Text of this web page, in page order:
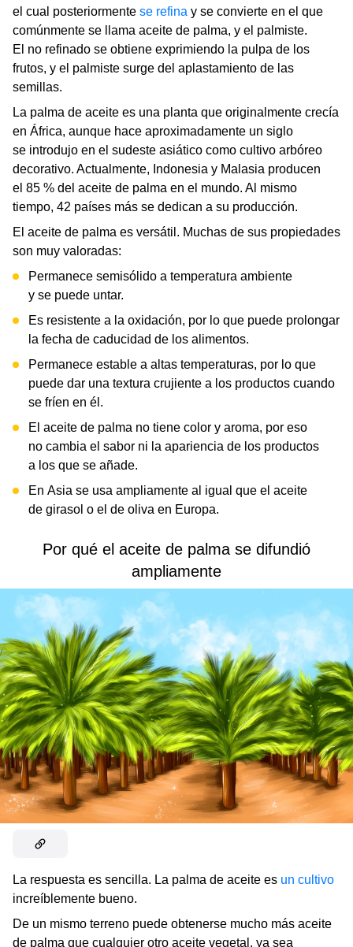
el cual posteriormente se refina y se convierte en el que
comúnmente se llama aceite de palma, y el palmiste.
El no refinado se obtiene exprimiendo la pulpa de los
frutos, y el palmiste surge del aplastamiento de las
semillas.
La palma de aceite es una planta que originalmente crecía
en África, aunque hace aproximadamente un siglo
se introdujo en el sudeste asiático como cultivo arbóreo
decorativo. Actualmente, Indonesia y Malasia producen
el 85 % del aceite de palma en el mundo. Al mismo
tiempo, 42 países más se dedican a su producción.
El aceite de palma es versátil. Muchas de sus propiedades
son muy valoradas:
Permanece semisólido a temperatura ambiente
y se puede untar.
Es resistente a la oxidación, por lo que puede prolongar
la fecha de caducidad de los alimentos.
Permanece estable a altas temperaturas, por lo que
puede dar una textura crujiente a los productos cuando
se fríen en él.
El aceite de palma no tiene color y aroma, por eso
no cambia el sabor ni la apariencia de los productos
a los que se añade.
En Asia se usa ampliamente al igual que el aceite
de girasol o el de oliva en Europa.
Por qué el aceite de palma se difundió
ampliamente
La respuesta es sencilla. La palma de aceite es un cultivo
increíblemente bueno.
De un mismo terreno puede obtenerse mucho más aceite
de palma que cualquier otro aceite vegetal, ya sea